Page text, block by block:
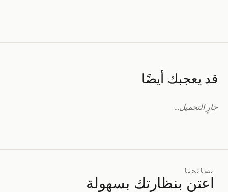
قد يعجبك أيضًا
جارٍ التحميل…
نصائحنا
اعتنِ بنظارتك بسهولة